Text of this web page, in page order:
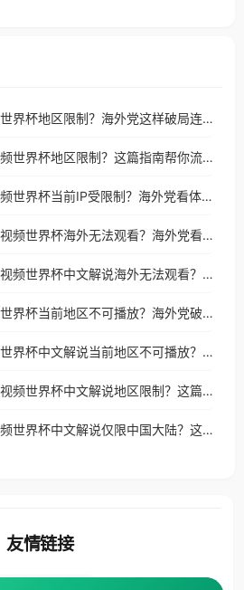
在香港看咪咕视频世界杯地区限制？海外党这样破局连看7天不卡顿！
在俄罗斯看咪咕视频世界杯地区限制？这篇指南帮你流畅看中文解说赛事
在新加坡看咪咕视频世界杯当前IP受限制？海外党看体育赛事的终极破局指南
在澳大利亚看咪咕视频世界杯海外无法观看？海外党看国内体育直播的终极解法
在澳大利亚看咪咕视频世界杯中文解说海外无法观看？这篇指南帮你搞定所有体育直播难题
在泰国看咪咕视频世界杯当前地区不可播放？海外党破局看中文解说赛事指南
在海外看咪咕视频世界杯中文解说当前地区不可播放？这篇指南帮你搞定所有体育赛事直播难题
在澳大利亚看咪咕视频世界杯中文解说地区限制？这篇指南帮你搞定海外观赛难题
在加拿大看咪咕视频世界杯中文解说仅限中国大陆？这篇指南帮你轻松解锁中文解说和赛事直播
友情链接